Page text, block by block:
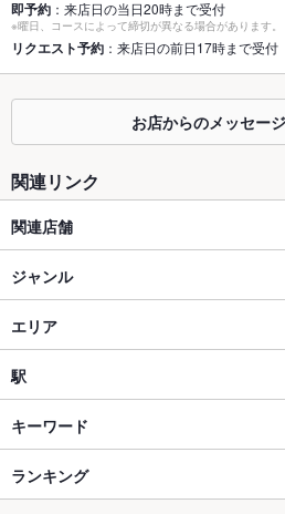
個室 なし ：半個室
なし ：掘りごたつ席のご用
ウト等、お気軽にご相談下さ
カウンター
ソファー
あり ：ソファ席ございます
テラス席
設備
バリアフリ
なし
即予約 ：来店日の当日20時まで受付
※曜日、コースによって締切が異なる場合があります。
リクエスト予約 ：来店日の前日17時まで受付
お店からのメッセー
関連リンク
関連店舗
operetta 丸の内トラストタワー店
SAMURAI dos Premium Steak House
GINTO 池袋店
ジャンル
イタリアン・フレンチ
イタリアン
柏・南柏・我孫子 × イタリアン・フレン
柏・南柏・我孫子 × イタリアン
エリア
柏
柏 × イタリアン・フレンチ
柏 × イタリアン
駅
柏駅
キーワード
エビ料理
ランキング